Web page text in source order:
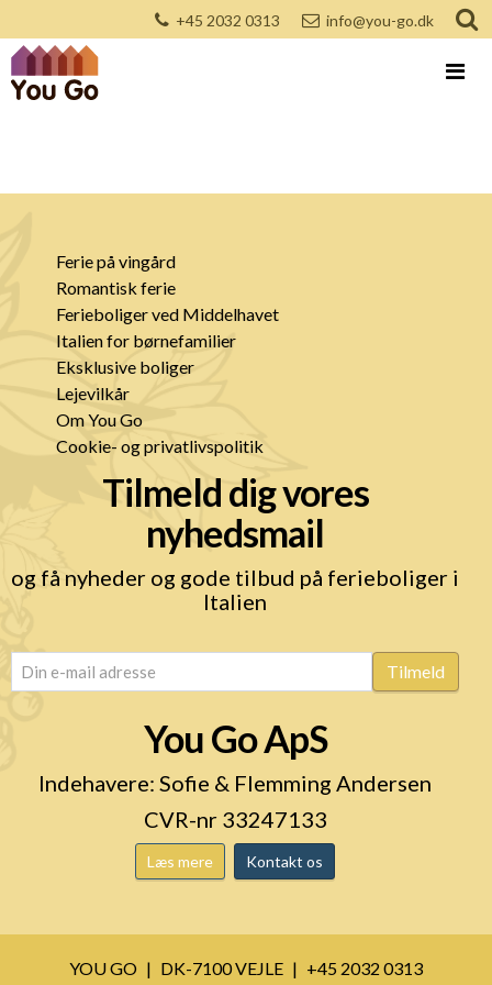
+45 2032 0313 info@you-go.dk
Ferie på vingård
Romantisk ferie
Ferieboliger ved Middelhavet
Italien for børnefamilier
Eksklusive boliger
Lejevilkår
Om You Go
Cookie- og privatlivspolitik
Tilmeld dig vores
nyhedsmail
og få nyheder og gode tilbud på ferieboliger i
Italien
email (Påkrævet) Tilmeld
You Go ApS
Indehavere: Sofie & Flemming Andersen
CVR-nr 33247133
Læs mere Kontakt os
YOU GO DK-7100 VEJLE
+45 2032 0313